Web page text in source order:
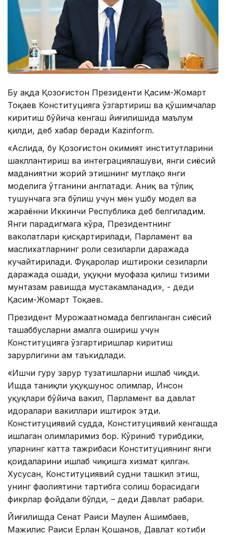
Бу ҳақда Қозоғистон Президенти Қасим-Жомарт
Тоқаев Конституцияга ўзгартириш ва қўшимчалар
киритиш бўйича кенгаш йиғилишида маълум
қилди, деб хабар беради Kazinform.
«Аслида, бу Қозоғистон ҳокимият институтларини
шакллантириш ва интеграциялашуви, янги сиёсий
маданиятни жорий этишнинг мутлақо янги
моделига ўтганини англатади. Аниқ ва тўлиқ
тушунчага эга бўлиш учун мен ушбу модел ва
жараённи Иккинчи Республика деб белгиладим.
Янги парадигмага кўра, Президентнинг
ваколатлари қисқартирилади, Парламент ва
маслихатларнинг роли сезиларли даражада
кучайтирилади. Фуқаролар иштироки сезиларли
даражада ошади, ҳуқуқни муҳофаза қилиш тизими
мунтазам равишда мустаҳкамланади», - деди
Қасим-Жомарт Тоқаев.
Президент Мурожаатномада белгиланган сиёсий
ташаббусларни амалга ошириш учун
Конституцияга ўзгартиришлар киритиш
зарурлигини ҳам таъкидлади.
«Ишчи гуруҳ зарур тузатишларни ишлаб чиқди.
Ишда таниқли ҳуқуқшунос олимлар, Инсон
ҳуқуқлари бўйича вакил, Парламент ва давлат
идоралари вакиллари иштирок этди.
Конституциявий судда, Конституциявий кенгашда
ишлаган олимларимиз бор. Кўриниб турибдики,
уларнинг катта тажрибаси Конституциянинг янги
қоидаларини ишлаб чиқишга хизмат қилган.
Хусусан, Конституциявий судни ташкил этиш,
унинг фаолиятини тартибга солиш борасидаги
фикрлар фойдали бўлди, – деди Давлат раҳбари.
Йиғилишда Сенат Раиси Маулен Ашимбаев,
Мажилис Раиси Ерлан Қошанов, Давлат котиби